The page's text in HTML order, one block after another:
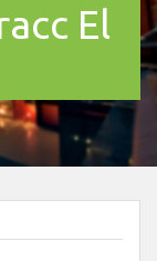
El